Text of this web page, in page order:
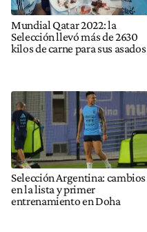
Mundial Qatar 2022: la
Selección llevó más de 2630
kilos de carne para sus asados
Selección Argentina: cambios
en la lista y primer
entrenamiento en Doha